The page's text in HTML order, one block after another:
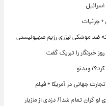
+ جزئیات
ضد موشکی لیزری رژیم صهیونیستی
خبرنگار را تبریک گفت
ویدئو
جهانی در آمریکا + فیلم
او گران تمام شد!/ دزدی از مازیار